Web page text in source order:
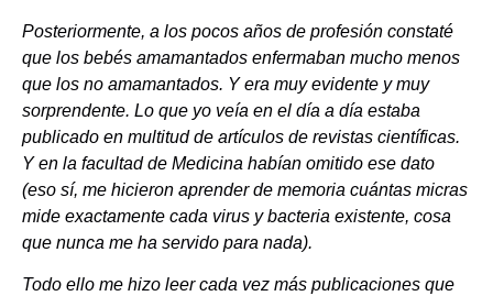
Posteriormente, a los pocos años de profesión constaté
que los bebés amamantados enfermaban mucho menos
que los no amamantados. Y era muy evidente y muy
sorprendente. Lo que yo veía en el día a día estaba
publicado en multitud de artículos de revistas científicas.
Y en la facultad de Medicina habían omitido ese dato
(eso sí, me hicieron aprender de memoria cuántas micras
mide exactamente cada virus y bacteria existente, cosa
que nunca me ha servido para nada).
Todo ello me hizo leer cada vez más publicaciones que